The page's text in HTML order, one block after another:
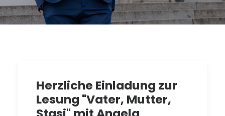
Herzliche Einladung zur
Lesung "Vater, Mutter,